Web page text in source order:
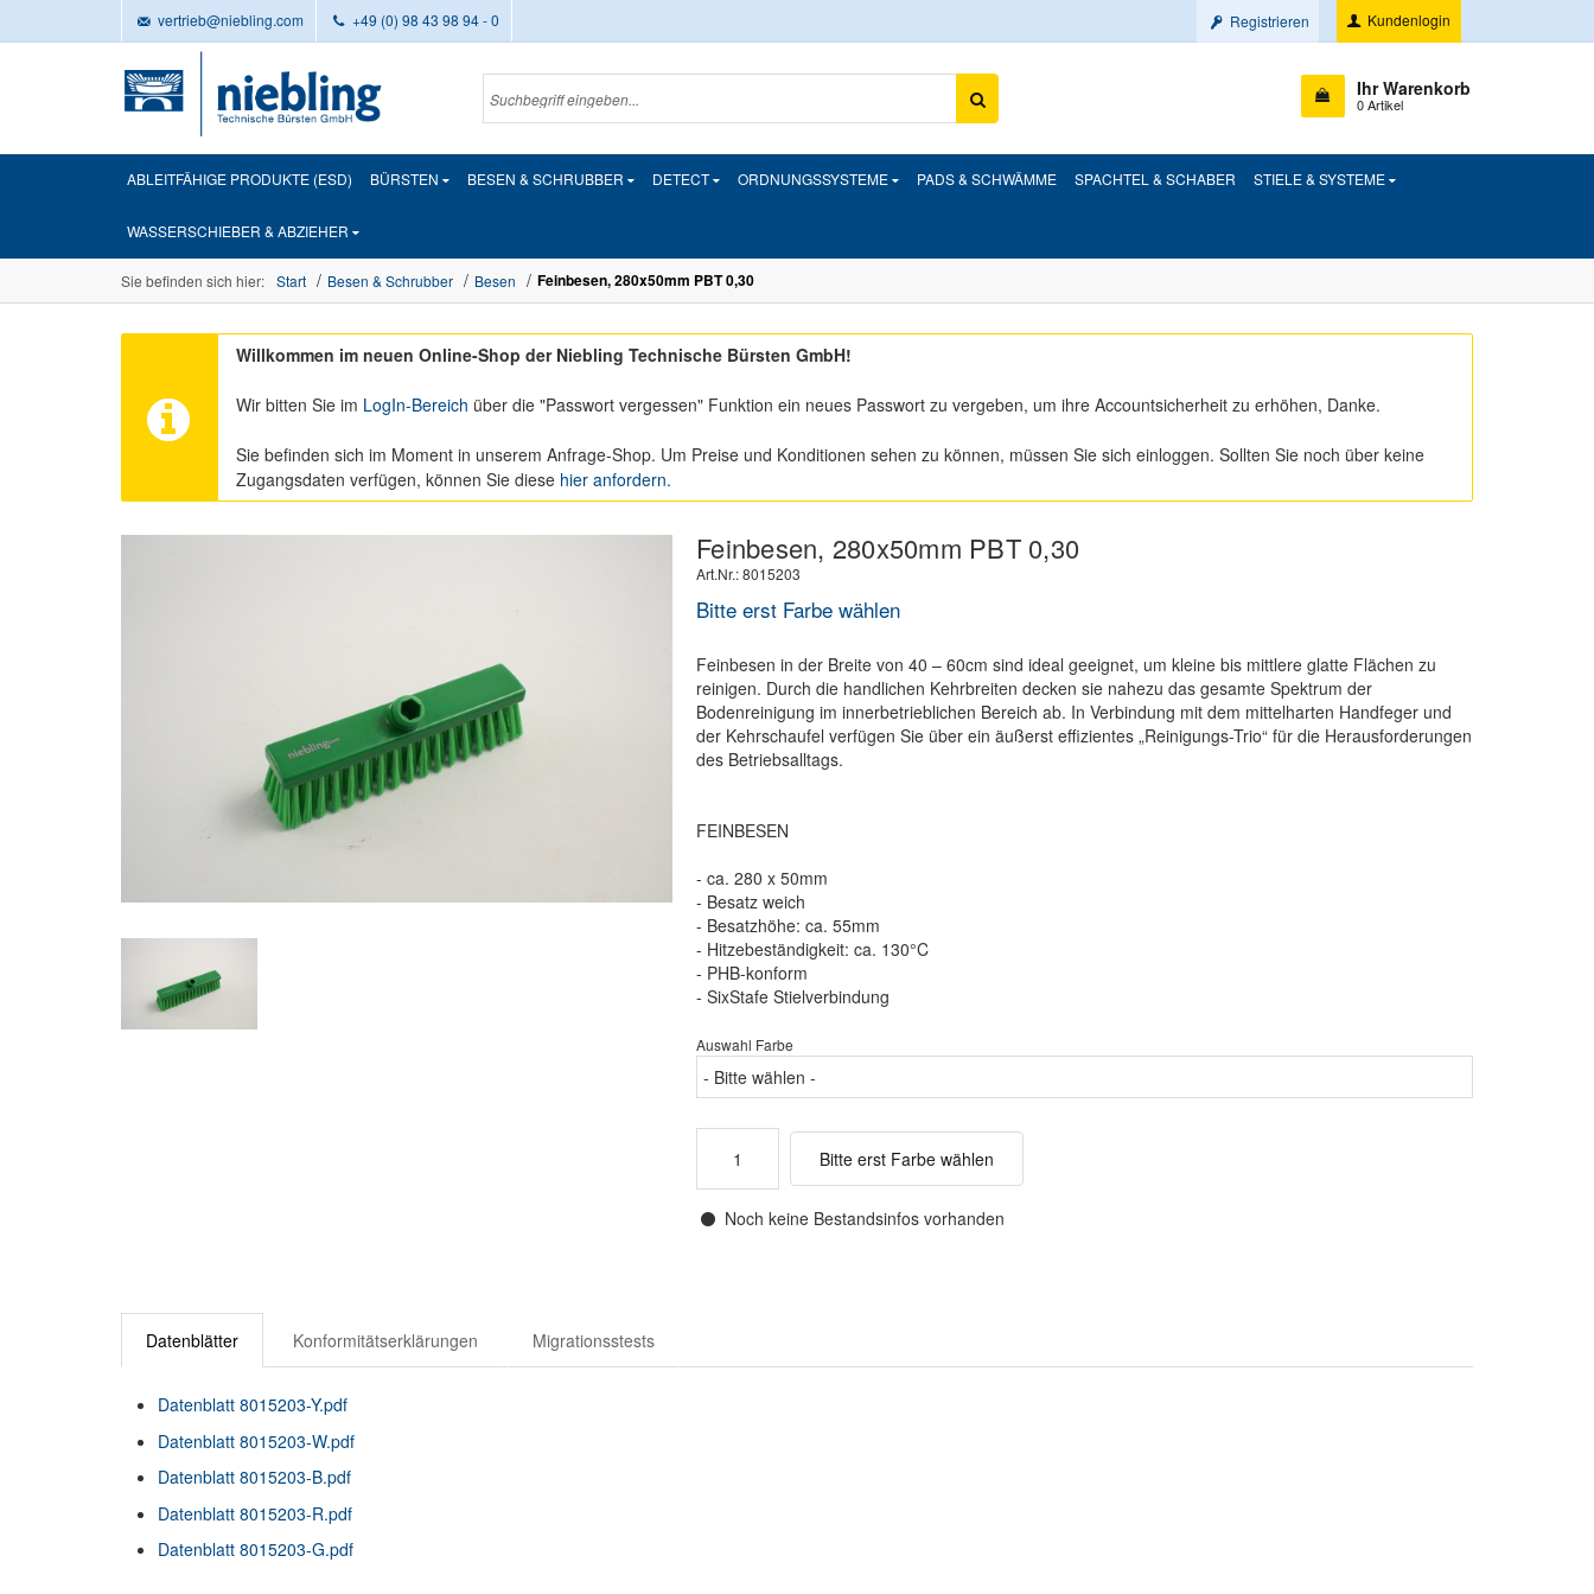
vertrieb@niebling.com +49 (0) 98 43 98 94 - 0 Registrieren Kundenlogin
Ihr Warenkorb
0 Artikel
ABLEITFÄHIGE PRODUKTE (ESD) BÜRSTEN BESEN & SCHRUBBER DETECT ORDNUNGSSYSTEME PADS & SCHWÄMME SPACHTEL & SCHABER STIELE & SYSTEME
WASSERSCHIEBER & ABZIEHER
Sie befinden sich hier: Start Besen & Schrubber Besen Feinbesen, 280x50mm PBT 0,30
Willkommen im neuen Online-Shop der Niebling Technische Bürsten GmbH!
Wir bitten Sie im LogIn-Bereich über die "Passwort vergessen" Funktion ein neues Passwort zu vergeben, um ihre Accountsicherheit zu erhöhen, Danke.
Sie befinden sich im Moment in unserem Anfrage-Shop. Um Preise und Konditionen sehen zu können, müssen Sie sich einloggen. Sollten Sie noch über keine
Zugangsdaten verfügen, können Sie diese hier anfordern.
Feinbesen, 280x50mm PBT 0,30
Art.Nr.: 8015203
Bitte erst Farbe wählen
Feinbesen in der Breite von 40 – 60cm sind ideal geeignet, um kleine bis mittlere glatte Flächen zu
reinigen. Durch die handlichen Kehrbreiten decken sie nahezu das gesamte Spektrum der
Bodenreinigung im innerbetrieblichen Bereich ab. In Verbindung mit dem mittelharten Handfeger und
der Kehrschaufel verfügen Sie über ein äußerst effizientes „Reinigungs-Trio“ für die Herausforderungen
des Betriebsalltags.
FEINBESEN
- ca. 280 x 50mm
- Besatz weich
- Besatzhöhe: ca. 55mm
- Hitzebeständigkeit: ca. 130°C
- PHB-konform
- SixStafe Stielverbindung
Auswahl Farbe
Bitte erst Farbe wählen
Noch keine Bestandsinfos vorhanden
Datenblätter Konformitätserklärungen Migrationsstests
Datenblatt 8015203-Y.pdf
Datenblatt 8015203-W.pdf
Datenblatt 8015203-B.pdf
Datenblatt 8015203-R.pdf
Datenblatt 8015203-G.pdf